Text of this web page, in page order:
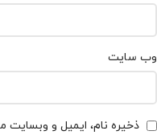
وب‌ سایت
ذخیره نام، ایمیل و وبسایت